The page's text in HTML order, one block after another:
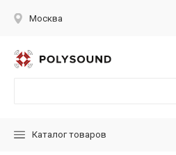
Москва
Каталог товаров